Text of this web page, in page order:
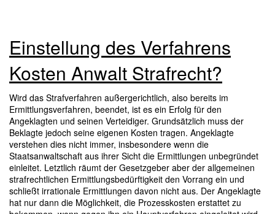
Einstellung des Verfahrens
Kosten Anwalt Strafrecht?
Wird das Strafverfahren außergerichtlich, also bereits im
Ermittlungsverfahren, beendet, ist es ein Erfolg für den
Angeklagten und seinen Verteidiger. Grundsätzlich muss der
Beklagte jedoch seine eigenen Kosten tragen. Angeklagte
verstehen dies nicht immer, insbesondere wenn die
Staatsanwaltschaft aus ihrer Sicht die Ermittlungen unbegründet
einleitet. Letztlich räumt der Gesetzgeber aber der allgemeinen
strafrechtlichen Ermittlungsbedürftigkeit den Vorrang ein und
schließt irrationale Ermittlungen davon nicht aus. Der Angeklagte
hat nur dann die Möglichkeit, die Prozesskosten erstattet zu